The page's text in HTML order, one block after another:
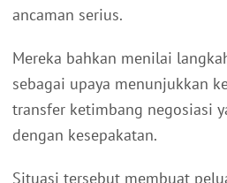
ancaman serius.
Mereka bahkan menilai
sebagai upaya menunjukkan
transfer ketimbang negosiasi
dengan kesepakatan.
Situasi tersebut membuat